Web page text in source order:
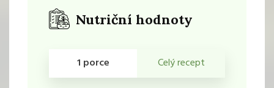
Nutriční hodnoty
1 porce Celý recept